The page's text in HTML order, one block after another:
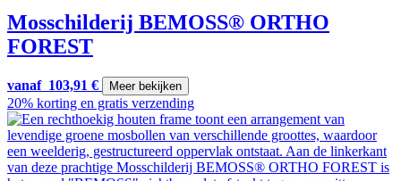
Mosschilderij BEMOSS® ORTHO
FOREST
vanaf 103,91 € Meer bekijken
20% korting en gratis verzending